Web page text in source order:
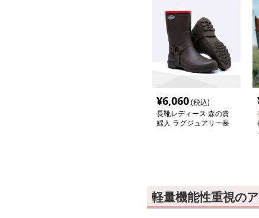
¥6,060(税込)
長靴レディース 森の貴
婦人 ラグジュアリー長
軽量機能性重視の